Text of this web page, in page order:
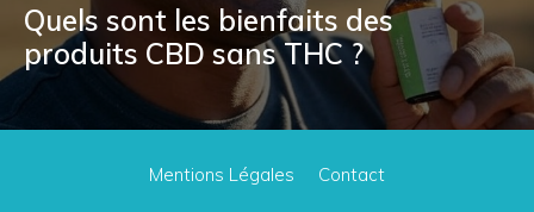
Quels sont les bienfaits des
produits CBD sans THC ?
Mentions Légales Contact